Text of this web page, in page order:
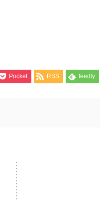
Pocket RSS feedly